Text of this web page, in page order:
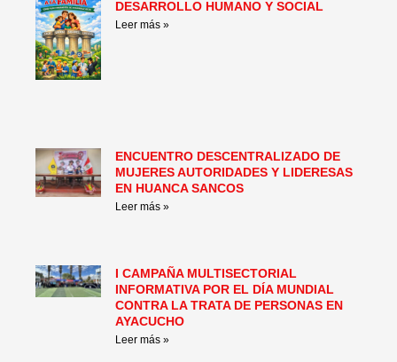
DESARROLLO HUMANO Y SOCIAL
Leer más »
ENCUENTRO DESCENTRALIZADO DE
MUJERES AUTORIDADES Y LIDERESAS
EN HUANCA SANCOS
Leer más »
I CAMPAÑA MULTISECTORIAL
INFORMATIVA POR EL DÍA MUNDIAL
CONTRA LA TRATA DE PERSONAS EN
AYACUCHO
Leer más »